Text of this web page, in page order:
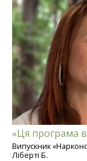
«Ця програма
Випускник
Ліберті Б.